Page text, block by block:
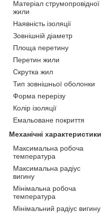
Матеріал струмопровідної
жили
Наявність ізоляції
Зовнішній діаметр
Площа перетину
Перетин жили
Скрутка жил
Тип зовнішньої оболонки
Форма перерізу
Колір ізоляції
Емальоване покриття
Механічні характеристики
Максимальна робоча
температура
Максимальна радіус
вигину
Мінімальна робоча
температура
Мінімальний радіус вигину